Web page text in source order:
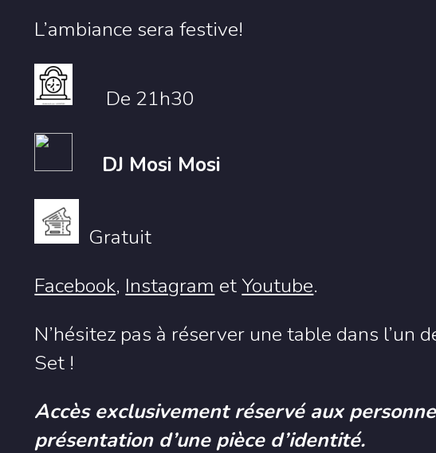
L’ambiance sera festive!
De 21h30
DJ Mosi Mosi
Gratuit
Facebook, Instagram et Youtube.
N’hésitez pas à réserver une table dans l’un
Set !
Accès exclusivement réservé aux
présentation d’une pièce d’identité.